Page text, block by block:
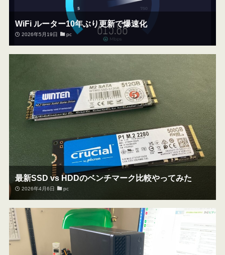
WiFi ルーター10年ぶり更新で爆速化
2026年5月19日 pc
最新SSD vs HDDのベンチマーク比較やってみた
2026年4月6日 pc